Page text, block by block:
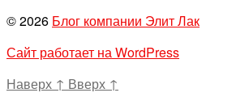
© 2026 Блог компании Элит Лак
Сайт работает на WordPress
Наверх ↑ Вверх ↑